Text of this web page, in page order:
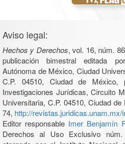
Aviso legal:
Hechos y Derechos, vol. 16, núm.
publicación bimestral editada
Autónoma de México, Ciudad
C.P. 04510, Ciudad de
Investigaciones Jurídicas, Circuito
Universitaria, C.P. 04510, Ciudad
74, http://
Editor responsable Imer Benjamín
Derechos al Uso Exclusivo núm.